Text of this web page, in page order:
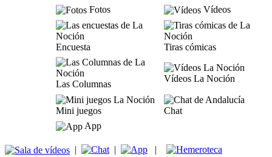
Fotos
Vídeos
Encuesta Tiras cómicas
Las Columnas
Vídeos La Noción
Mini juegos
Chat
App
| | |